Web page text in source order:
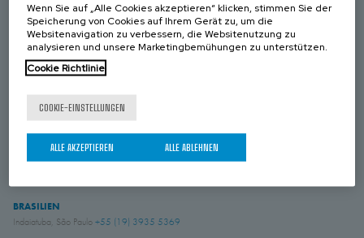
GROSS BRITANIEN
Chichester, West Sussex+44 (0) 1243 810240
Eastwood, Nottingham+44 (0) 115 9324046
KANADA
Laval, Quebec+1 450 622 8775
Amory, Mississippi+1 662 256 2227
BRASILIEN
Indaiatuba, São Paulo +55 (19) 3935 5369
Wenn Sie auf „Alle Cookies akzeptieren“ klicken, stimmen Sie der
Speicherung von Cookies auf Ihrem Gerät zu, um die
Websitenavigation zu verbessern, die Websitenutzung zu
analysieren und unsere Marketingbemühungen zu unterstützen.
Cookie Richtlinie
COOKIE-EINSTELLUNGEN
ALLE ABLEHNEN
ALLE AKZEPTIEREN